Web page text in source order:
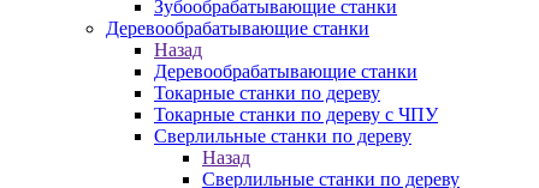
Зубообрабатывающие станки
Деревообрабатывающие станки
Назад
Деревообрабатывающие станки
Токарные станки по дереву
Токарные станки по дереву с ЧПУ
Сверлильные станки по дереву
Назад
Сверлильные станки по дереву